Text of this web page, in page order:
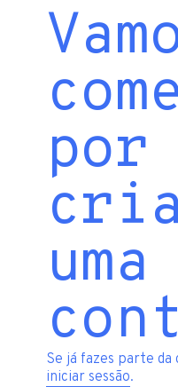
por
uma
Se já fazes parte da
iniciar sessão.